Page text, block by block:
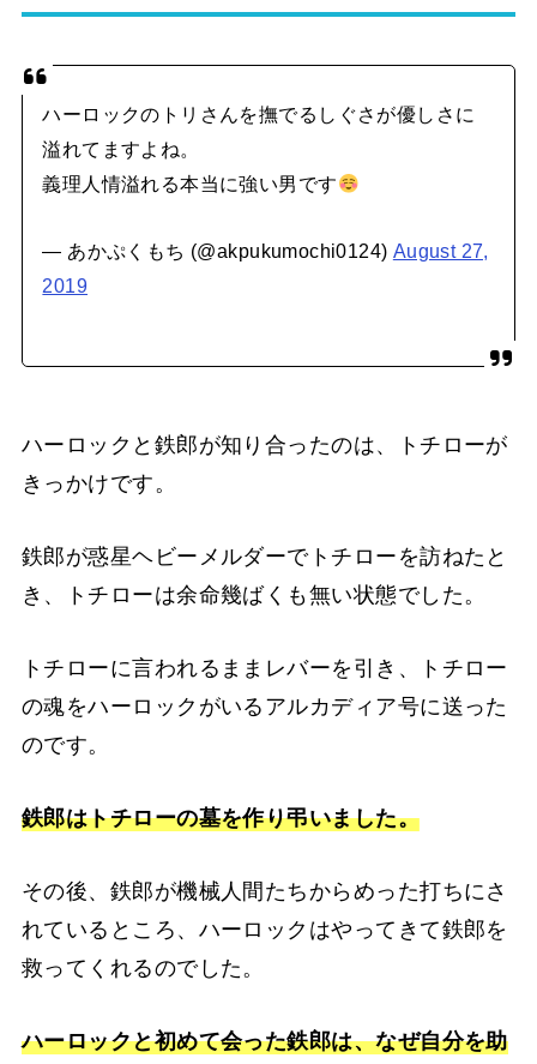
ハーロックのトリさんを撫でるしぐさが優しさに
溢れてますよね。
義理人情溢れる本当に強い男です
— あかぷくもち (@akpukumochi0124) August 27,
2019
ハーロックと鉄郎が知り合ったのは、トチローが
きっかけです。
鉄郎が惑星ヘビーメルダーでトチローを訪ねたと
き、トチローは余命幾ばくも無い状態でした。
トチローに言われるままレバーを引き、トチロー
の魂をハーロックがいるアルカディア号に送った
のです。
鉄郎はトチローの墓を作り弔いました。
その後、鉄郎が機械人間たちからめった打ちにさ
れているところ、ハーロックはやってきて鉄郎を
救ってくれるのでした。
ハーロックと初めて会った鉄郎は、なぜ自分を助